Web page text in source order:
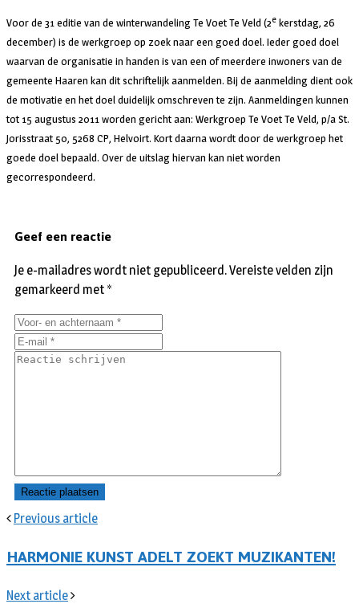
Voor de 31 editie van de winterwandeling Te Voet Te Veld (2e kerstdag, 26
december) is de werkgroep op zoek naar een goed doel. Ieder goed doel
waarvan de organisatie in handen is van een of meerdere inwoners van de
gemeente Haaren kan dit schriftelijk aanmelden. Bij de aanmelding dient ook
de motivatie en het doel duidelijk omschreven te zijn. Aanmeldingen kunnen
tot 15 augustus 2011 worden gericht aan: Werkgroep Te Voet Te Veld, p/a St.
Jorisstraat 50, 5268 CP, Helvoirt. Kort daarna wordt door de werkgroep het
goede doel bepaald. Over de uitslag hiervan kan niet worden
gecorrespondeerd.
Previous article
HARMONIE KUNST ADELT ZOEKT MUZIKANTEN!
Next article
Geef een reactie
Je e-mailadres wordt niet gepubliceerd.Vereiste velden zijn
gemarkeerd met *